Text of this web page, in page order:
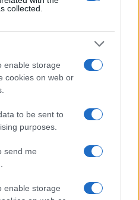
collected.
enable storage
cookies on web or
to be sent to
purposes.
send me
enable storage
Diturco